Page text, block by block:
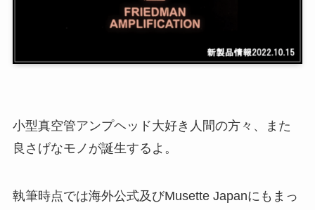
小型真空管アンプヘッド大好き人間の方々、また
良さげなモノが誕生するよ。
執筆時点では海外公式及びMusette Japanにもまっ